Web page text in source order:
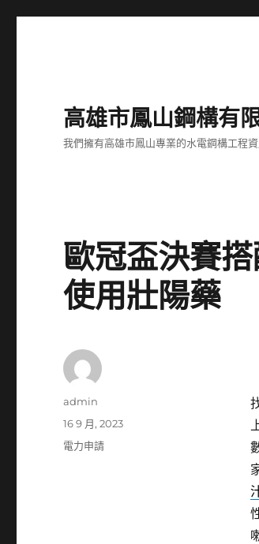
高雄市鳳山鋼構有
我們擁有高雄市鳳山專業的水電鋼構工程
歐冠盃決賽
使用壯陽藥
作
admin
發
佈
16 9 月, 2023
分
電力申請